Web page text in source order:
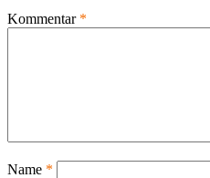
Kommentar *
Name *